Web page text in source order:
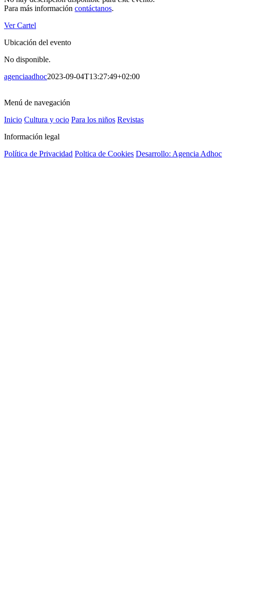
Para más información contáctanos.
Ver Cartel
Ubicación del evento
No disponible.
agenciaadhoc2023-09-04T13:27:49+02:00
Menú de navegación
Inicio Cultura y ocio Para los niños Revistas
Información legal
Política de Privacidad Poltica de Cookies Desarrollo: Agencia Adhoc